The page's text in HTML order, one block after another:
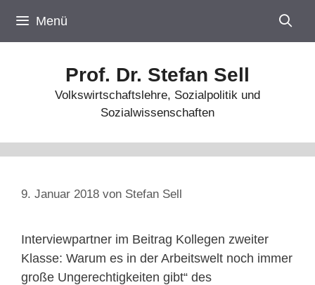
Inhalt
springen
Menü
Prof. Dr. Stefan Sell
Volkswirtschaftslehre, Sozialpolitik und
Sozialwissenschaften
9. Januar 2018 von Stefan Sell
Interviewpartner im Beitrag Kollegen zweiter
Klasse: Warum es in der Arbeitswelt noch immer
große Ungerechtigkeiten gibt“ des